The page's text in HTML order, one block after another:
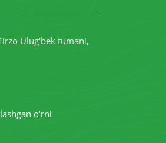
Ulug'bek tumani,
o‘rni